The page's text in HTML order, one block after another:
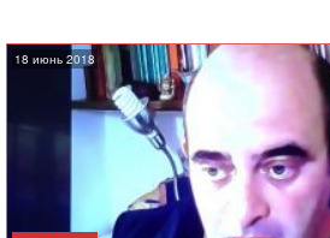
18 июнь 2018